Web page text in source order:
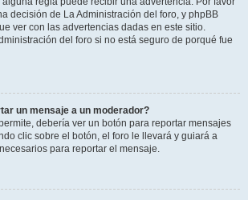
decisión de La Administración del foro, y phpBB
ver con las advertencias dadas en este sitio.
del foro si no está seguro de porqué fue
un mensaje a un moderador?
debería ver un botón para reportar mensajes
clic sobre el botón, el foro le llevará y guiará a
para reportar el mensaje.